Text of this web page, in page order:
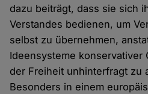
dazu beiträgt, dass sie sich
Verstandes bedienen, um
selbst zu übernehmen,
Ideensysteme konservativer
der Freiheit unhinterfragt zu
Besonders in einem